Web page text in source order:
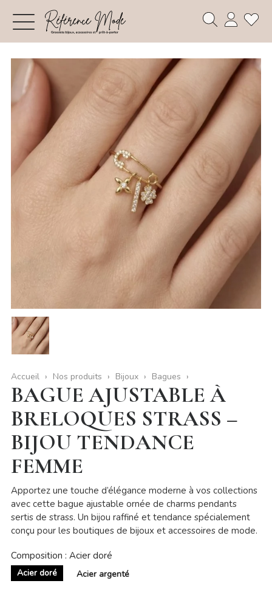
Accueil Nos produits Bijoux Bagues
BAGUE AJUSTABLE À
BRELOQUES STRASS –
BIJOU TENDANCE
FEMME
Apportez une touche d’élégance moderne à vos collections
avec cette bague ajustable ornée de charms pendants
sertis de strass. Un bijou raffiné et tendance spécialement
conçu pour les boutiques de bijoux et accessoires de mode.
Composition : Acier doré
Acier doré Acier argenté